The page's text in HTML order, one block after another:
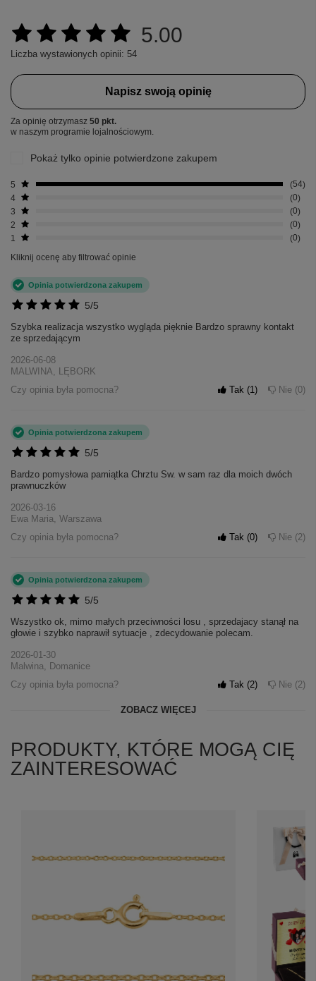
5.00
Liczba wystawionych opinii: 54
Napisz swoją opinię
Za opinię otrzymasz 50 pkt.
w naszym programie lojalnościowym.
Pokaż tylko opinie potwierdzone zakupem
5
54
4
0
3
0
2
0
1
0
Kliknij ocenę aby filtrować opinie
5/5
Opinia potwierdzona zakupem
Szybka realizacja wszystko wygląda pięknie Bardzo sprawny kontakt
ze sprzedającym
2026-06-08
MALWINA, LĘBORK
Czy opinia była pomocna?
Tak 1 Nie 0
5/5
Opinia potwierdzona zakupem
Bardzo pomysłowa pamiątka Chrztu Sw. w sam raz dla moich dwóch
prawnuczków
2026-03-16
Ewa Maria, Warszawa
Czy opinia była pomocna?
Tak 0 Nie 2
5/5
Opinia potwierdzona zakupem
Wszystko ok, mimo małych przeciwności losu , sprzedajacy stanął na
głowie i szybko naprawił sytuacje , zdecydowanie polecam.
2026-01-30
Malwina, Domanice
Czy opinia była pomocna?
Tak 2 Nie 2
ZOBACZ WIĘCEJ
PRODUKTY, KTÓRE MOGĄ CIĘ
ZAINTERESOWAĆ